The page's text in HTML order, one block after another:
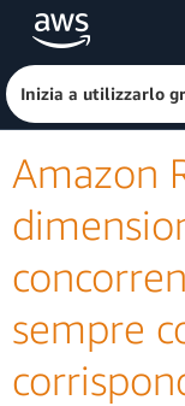
Passa al contenuto
Fai clic qui
Inizia a utilizzarlo
Amazon
sempre